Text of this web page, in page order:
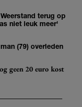
terug op
niet leuk meer'
(79) overleden
geen 20 euro kost